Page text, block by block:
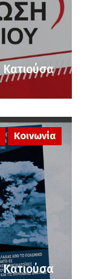
Κατιούσα
Κοινωνία
Κατιούσα